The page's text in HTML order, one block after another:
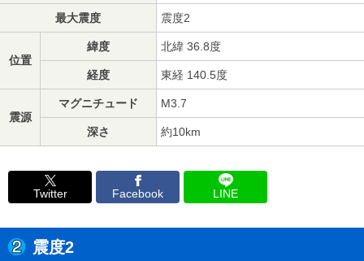
最大震度 震度2
位置
緯度 北緯 36.8度
経度 東経 140.5度
震源
マグニチュード M3.7
深さ 約10km
Twitter Facebook LINE
震度2